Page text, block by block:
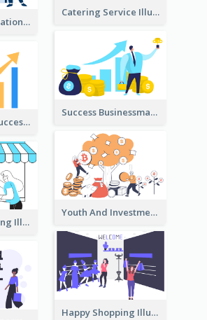
Catering Service Illustration
Catering Illustration
Success Businessman Illustration
Businessman Success Illustration
Youth And Investment Illustration
Apparel shopping Illustration
Happy Shopping Illustration